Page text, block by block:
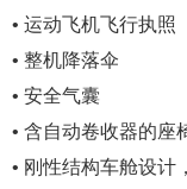
• 运动飞机飞行执照
• 整机降落伞
• 安全气囊
• 含自动卷收器的座
• 刚性结构车舱设计